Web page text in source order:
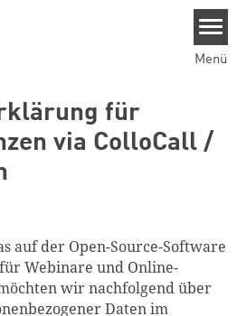
Menü
für
via ColloCall /
auf der Open-Source-Software
Webinare und Online-
wir nachfolgend über
Daten im